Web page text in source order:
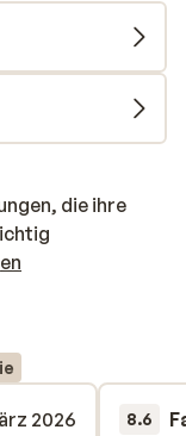
die ihre
2026
8.6